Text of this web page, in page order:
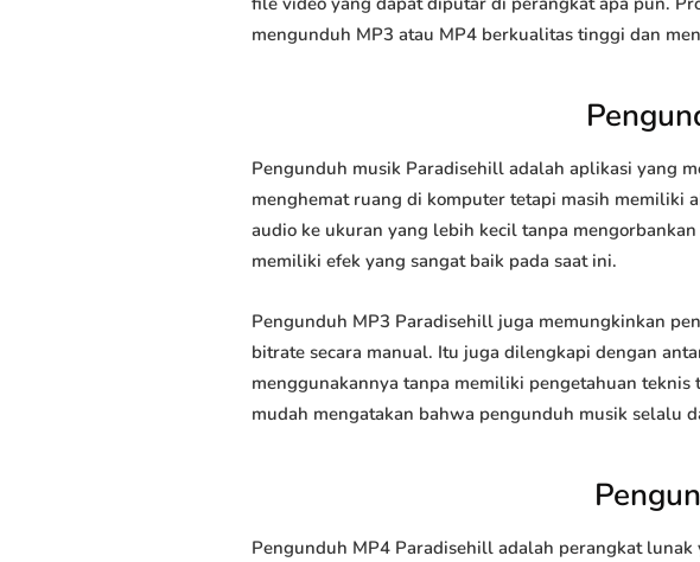
mengunduh MP3 atau MP4 berkualitas tinggi dan
Pengunduh musik Paradisehill adalah aplikasi yang
menghemat ruang di komputer tetapi masih memiliki
audio ke ukuran yang lebih kecil tanpa
memiliki efek yang sangat baik pada saat ini.
Pengunduh MP3 Paradisehill juga memungkinkan
bitrate secara manual. Itu juga dilengkapi dengan
menggunakannya tanpa memiliki pengetahuan
mudah mengatakan bahwa pengunduh musik selalu
Pengunduh MP4 Paradisehill adalah perangkat